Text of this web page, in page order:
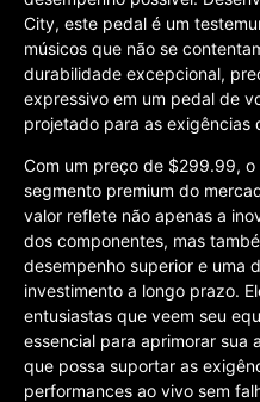
City, este pedal é um
músicos que não se
durabilidade excepcional,
expressivo em um pedal de
projetado para as exigências
Com um preço de $299.99, o
segmento premium do
valor reflete não apenas a
dos componentes, mas
desempenho superior e uma
investimento a longo prazo.
entusiastas que veem seu
essencial para aprimorar sua
que possa suportar as
performances ao vivo sem